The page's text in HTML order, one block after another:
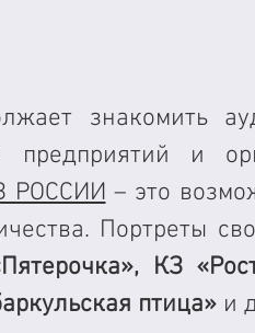
знакомить
предприятий и
РОССИИ – это
Портреты
КЗ
птица» и